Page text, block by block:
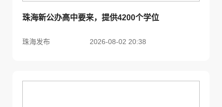
珠海新公办高中要来，提供4200个学位
珠海发布 2026-08-02 20:38